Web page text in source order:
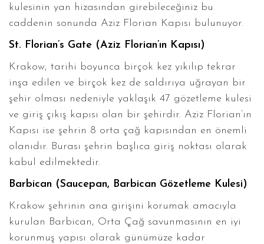
kulesinin yan hizasından girebileceğiniz bu
caddenin sonunda Aziz Florian Kapısı bulunuyor.
St. Florian’s Gate (Aziz Florian’ın Kapısı)
Krakow, tarihi boyunca birçok kez yıkılıp tekrar
inşa edilen ve birçok kez de saldırıya uğrayan bir
şehir olması nedeniyle yaklaşık 47 gözetleme kulesi
ve giriş çıkış kapısı olan bir şehirdir. Aziz Florian’ın
Kapısı ise şehrin 8 orta çağ kapısından en önemli
olanıdır. Burası şehrin başlıca giriş noktası olarak
kabul edilmektedir.
Barbican (Saucepan, Barbican Gözetleme Kulesi)
Krakow şehrinin ana girişini korumak amacıyla
kurulan Barbican, Orta Çağ savunmasının en iyi
korunmuş yapısı olarak günümüze kadar